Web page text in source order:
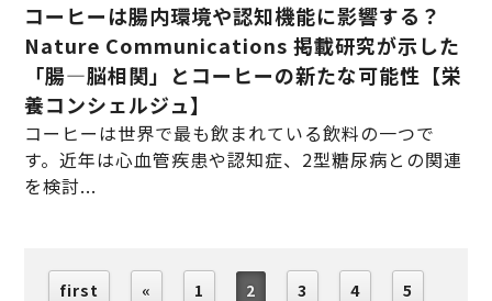
コーヒーは腸内環境や認知機能に影響する？
Nature Communications 掲載研究が示した
「腸―脳相関」とコーヒーの新たな可能性【栄
養コンシェルジュ】
コーヒーは世界で最も飲まれている飲料の一つで
す。近年は心血管疾患や認知症、2型糖尿病との関連
を検討...
first « 1 2 3 4
5